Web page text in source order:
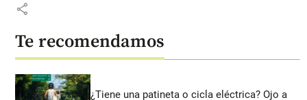
share
Te recomendamos
¿Tiene una patineta o cicla eléctrica? Ojo a